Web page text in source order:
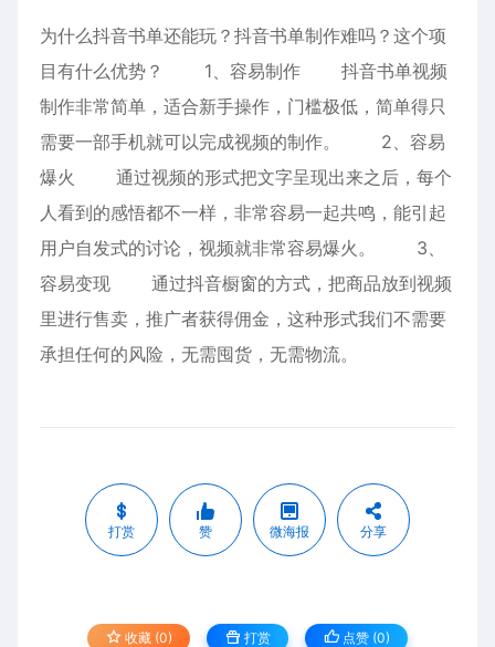
为什么抖音书单还能玩？抖音书单制作难吗？这个项
目有什么优势？ 1、容易制作 抖音书单视频
制作非常简单，适合新手操作，门槛极低，简单得只
需要一部手机就可以完成视频的制作。 2、容易
爆火 通过视频的形式把文字呈现出来之后，每个
人看到的感悟都不一样，非常容易一起共鸣，能引起
用户自发式的讨论，视频就非常容易爆火。 3、
容易变现 通过抖音橱窗的方式，把商品放到视频
里进行售卖，推广者获得佣金，这种形式我们不需要
承担任何的风险，无需囤货，无需物流。
打赏 赞 微海报 分享
收藏 (0) 打赏 点赞 (0)